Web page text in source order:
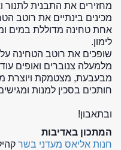
מחזירים את התבנית לתנור
מכינים בינתיים את רוטב
אחת טחינה מדוללת במים
לימון.
שופכים את רוטב הטחינה
מלמעלה צנוברים ואופים
מבעבעת, מצטמקת ויוצרת
חותכים בסכין למנות
ובתאבון!
המתכון באדיבות
חנות אליאס מעדני בשר קהילת